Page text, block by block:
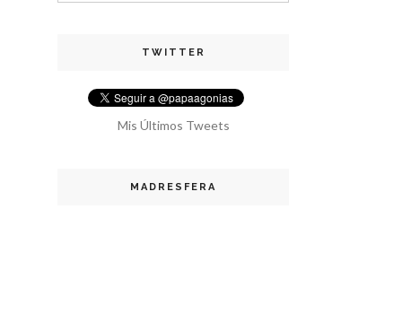
TWITTER
Mis Últimos Tweets
MADRESFERA